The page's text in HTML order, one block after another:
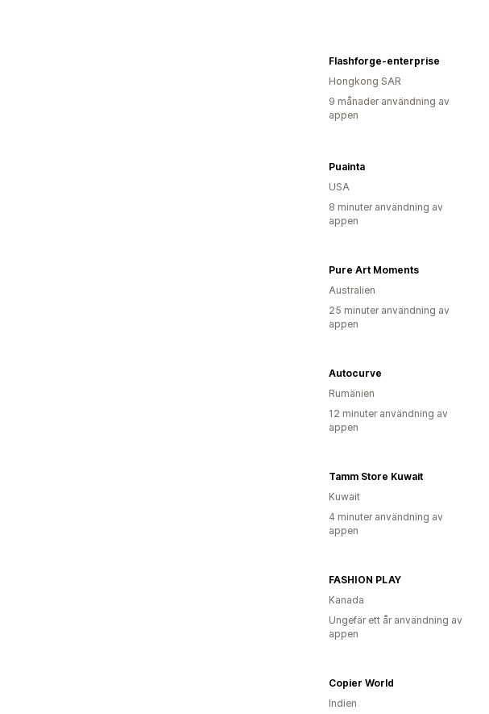
Flashforge-enterprise
Hongkong SAR
9 månader användning av
appen
Puainta
USA
8 minuter användning av
appen
Pure Art Moments
Australien
25 minuter användning av
appen
Autocurve
Rumänien
12 minuter användning av
appen
Tamm Store Kuwait
Kuwait
4 minuter användning av
appen
FASHION PLAY
Kanada
Ungefär ett år användning av
appen
Copier World
Indien